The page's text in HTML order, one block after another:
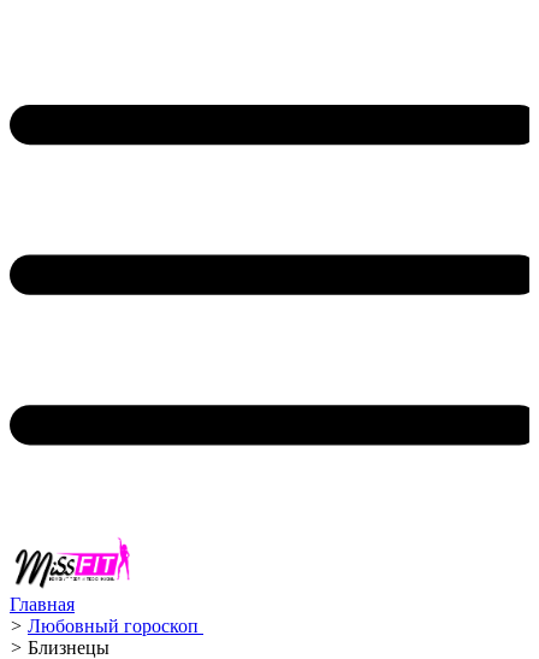
Главная
> Любовный гороскоп ️
> Близнецы ️